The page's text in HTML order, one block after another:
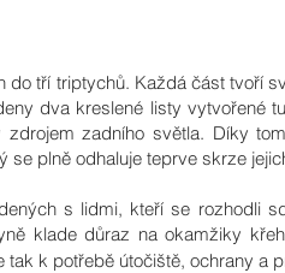
tří triptychů. Každá část tvoří
dva kreslené listy vytvořené
zadního světla. Díky
se plně odhaluje teprve skrze
s lidmi, kteří se rozhodli
klade důraz na okamžiky
k potřebě útočiště, ochrany a